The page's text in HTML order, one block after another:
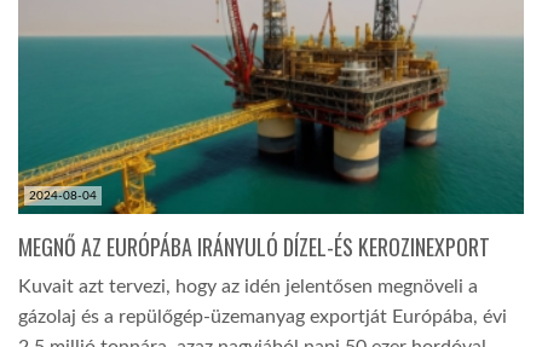
2024-08-04
MEGNŐ AZ EURÓPÁBA IRÁNYULÓ DÍZEL-ÉS KEROZINEXPORT
Kuvait azt tervezi, hogy az idén jelentősen megnöveli a
gázolaj és a repülőgép-üzemanyag exportját Európába, évi